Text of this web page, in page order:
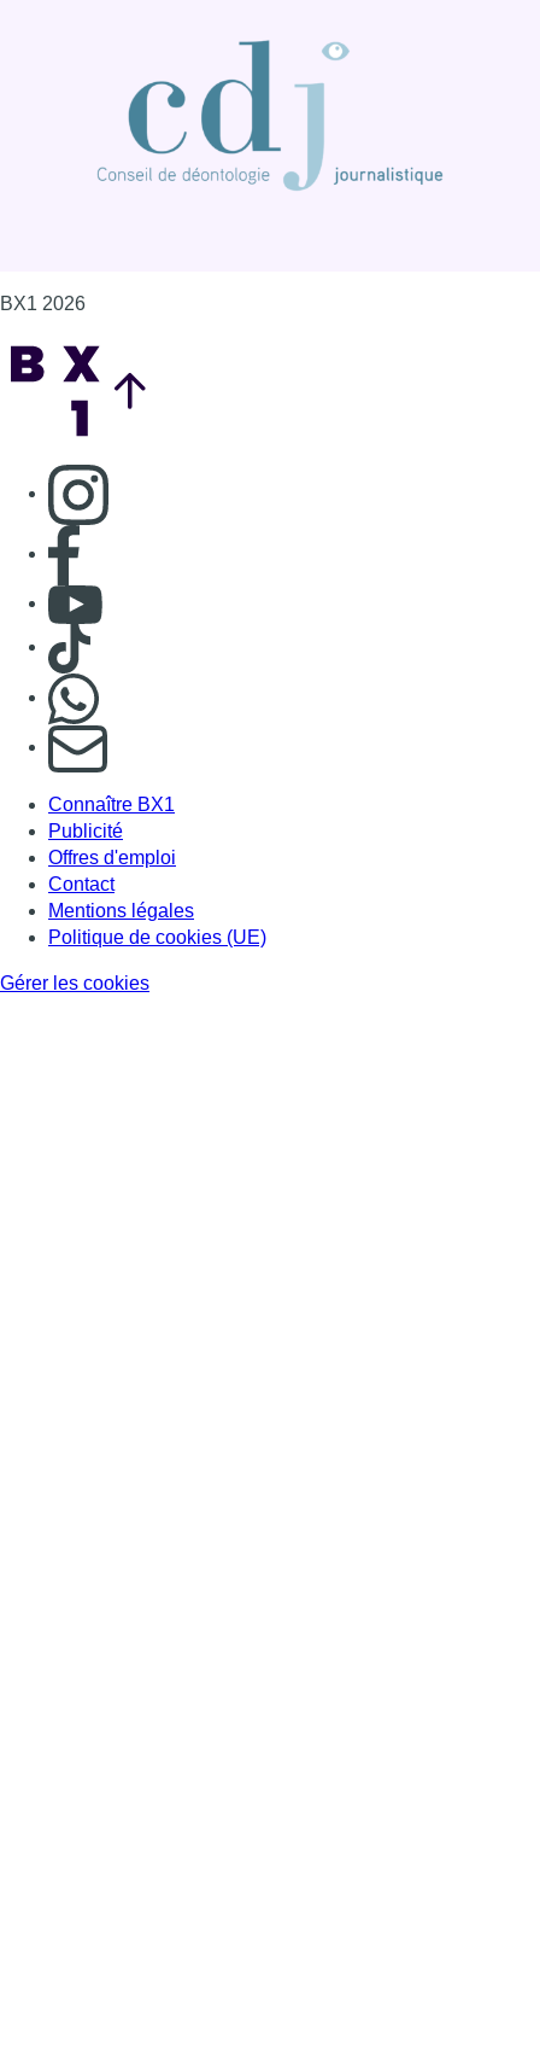
BX1 2026
Consulter page Instagram
Consulter page Facebook
Consulter Youtube
Consulter TikTok
S'abonner à notre newsletter
Connaître BX1
Publicité
Offres d'emploi
Contact
Mentions légales
Politique de cookies (UE)
Gérer les cookies